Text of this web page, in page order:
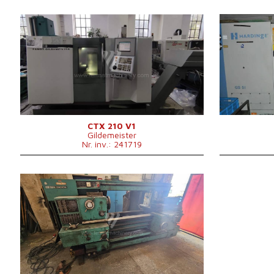
An fabricație:
2004
Sistem de control
da
Sistem de control Fanuc
Diametrul de strunjire
200 mm
Lungimea de strunjire
300 mm
Deplasarea pe axa X
151 mm
Deplasarea pe axa Z
339 mm
Diametru periferic peste
ghidaje
290 mm
20 - 6000 /min.
4200 kg
Puterea motorului
principal
Dimensiunile mașinii L x l
x Î
2885/3865x1720x1670
mm
Diametru periferic
deasupra batiului
380 mm
CTX 210 V1
Gildemeister
Nr. inv.: 241719
An fabricație:
Sistem de
Sistem de
Diametrul de
Lungimea de
Batiu
Alezaj ax'
Capul
An fabricație:
0
Sistem de control
nu
Diametrul de strunjire
630 mm
Lungimea de strunjire
1500 mm
Batiu inclinat/oblic
nu
Alezaj ax'
71 mm
Capul revolver
da
Numărul de lăcașuri in magazia de
8